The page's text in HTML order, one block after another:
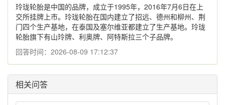
玲珑轮胎是中国的品牌，成立于1995年，2016年7月6日在上
交所挂牌上市。玲珑轮胎在国内建立了招远、德州和柳州、荆
门四个生产基地，在泰国及塞尔维亚都建立了生产基地。玲珑
轮胎旗下有山玲牌、利奥牌、阿特斯拉三个子品牌。
回答时间：2026-08-09 17:12:37
相关问答